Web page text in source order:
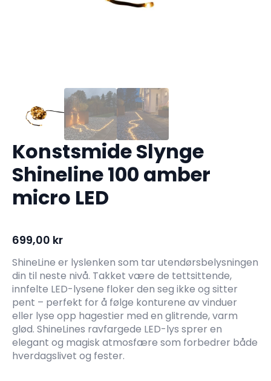
Konstsmide Slynge
Shineline 100 amber
micro LED
699,00 kr
ShineLine er lyslenken som tar utendørsbelysningen
din til neste nivå. Takket være de tettsittende,
innfelte LED-lysene floker den seg ikke og sitter
pent – perfekt for å følge konturene av vinduer
eller lyse opp hagestier med en glitrende, varm
glød. ShineLines ravfargede LED-lys sprer en
elegant og magisk atmosfære som forbedrer både
hverdagslivet og fester.